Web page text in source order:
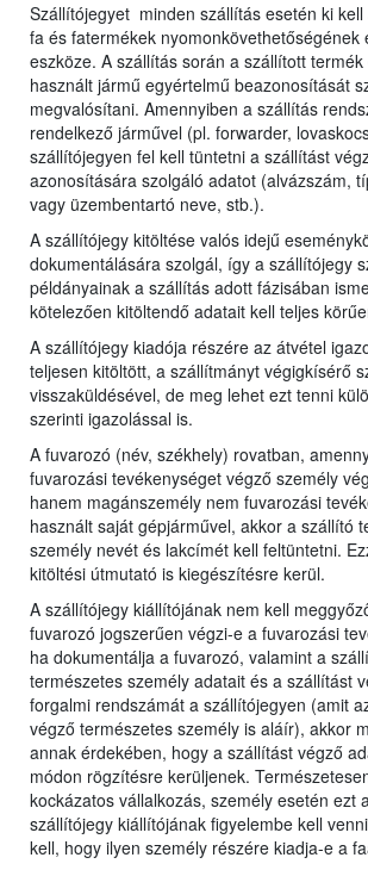
Szállítójegyet minden szállítás esetén ki
fa és fatermékek nyomonkövethetőségének
eszköze. A szállítás során a szállított
használt jármű egyértelmű beazonosítását
megvalósítani. Amennyiben a szállítás
rendelkező járművel (pl. forwarder,
szállítójegyen fel kell tüntetni a szállítást
azonosítására szolgáló adatot (alvázszám,
vagy üzembentartó neve, stb.).
A szállítójegy kitöltése valós idejű
dokumentálására szolgál, így a szállítójegy
példányainak a szállítás adott fázisában
kötelezően kitöltendő adatait kell teljes
A szállítójegy kiadója részére az átvétel
teljesen kitöltött, a szállítmányt végigkísérő
visszaküldésével, de meg lehet ezt tenni
szerinti igazolással is.
A fuvarozó (név, székhely) rovatban,
fuvarozási tevékenységet végző személy
hanem magánszemély nem fuvarozási
használt saját gépjárművel, akkor a szállító
személy nevét és lakcímét kell feltüntetni.
kitöltési útmutató is kiegészítésre kerül.
A szállítójegy kiállítójának nem kell
fuvarozó jogszerűen végzi-e a fuvarozási
ha dokumentálja a fuvarozó, valamint a
természetes személy adatait és a szállítást
forgalmi rendszámát a szállítójegyen (amit
végző természetes személy is aláír), akkor
annak érdekében, hogy a szállítást végző
módon rögzítésre kerüljenek.
kockázatos vállalkozás, személy esetén ezt
szállítójegy kiállítójának figyelembe kell
kell, hogy ilyen személy részére kiadja-e a